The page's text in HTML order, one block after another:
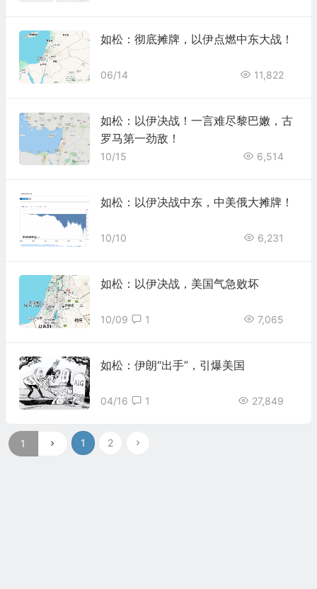
如松：彻底摊牌，以伊点燃中东大战！
06/14 11,822
如松：以伊决战！一言难尽黎巴嫩，古
罗马第一劲敌！
10/15 6,514
如松：以伊决战中东，中美俄大摊牌！
10/10 6,231
如松：以伊决战，美国气急败坏
10/09 7,065
1
如松：伊朗“出手”，引爆美国
04/16 27,849
1
1 2